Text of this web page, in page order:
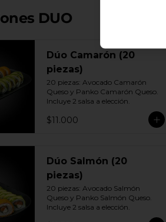
Salmón, queso crema, cebollÍn
DUO
Dúo Camarón (20
piezas)
20 piezas: Avocado Camarón
Queso y Panko Camarón Queso.
Incluye 2 salsa a elección.
$11.000
Dúo Salmón (20
piezas)
20 piezas: Avocado Salmón
Queso y Panko Salmón Queso.
Incluye 2 salsa a elección.